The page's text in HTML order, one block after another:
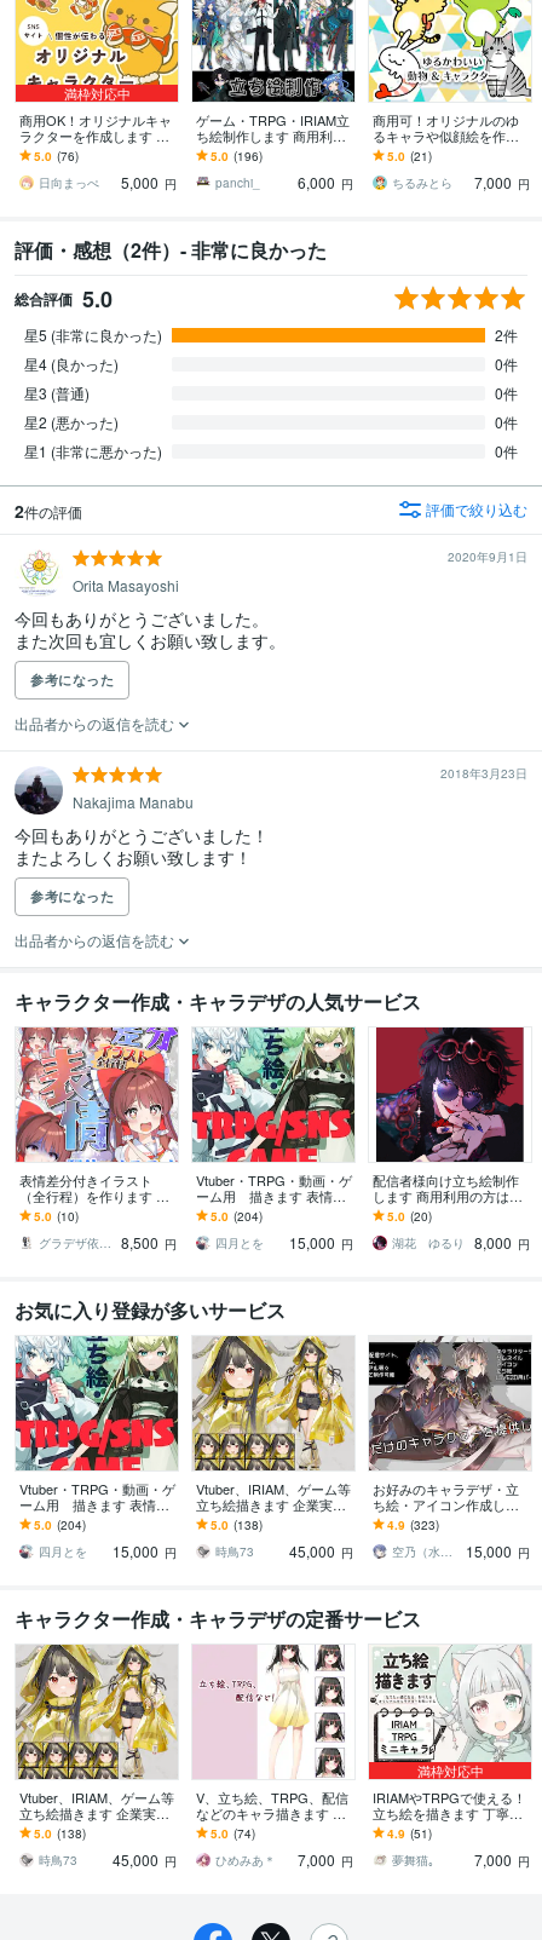
満枠対応中
商用OK！オリジナルキャ
ラクターを作成します コ
ンテスト受賞歴あり！親
しみやすいキャラクター
お任せ下さい
5.0 (76)
日向まっぺ
5,000 円
ゲーム・TRPG・IRIAM立
ち絵制作します 商用利用
無料！自由に使えるあな
ただけのキャラクター作
成！
5.0 (196)
panchi_
6,000 円
商用可！オリジナルのゆ
るキャラや似顔絵を作成
します ゆるい・かわい
い・脱力・シンプル！キ
ャラデザも大歓迎です！
5.0 (21)
ちるみとら
7,000 円
評価・感想（2件）- 非常に良かった
総合評価 5.0
星5 (非常に良かった)
2件
星4 (良かった)
0件
星3 (普通)
0件
星2 (悪かった)
0件
星1 (非常に悪かった)
0件
2件の評価 評価で絞り込む
2020年9月1日
Orita Masayoshi
今回もありがとうございました。
また次回も宜しくお願い致します。
参考になった
出品者からの返信を読む
2018年3月23日
Nakajima Manabu
今回もありがとうございました！
またよろしくお願い致します！
参考になった
出品者からの返信を読む
キャラクター作成・キャラデザの人気サービス
表情差分付きイラスト
（全行程）を作ります 配
信にオススメ！演出に合
わせたイラストを全行程
お作りします！
5.0 (10)
グラデザ依頼 ※活動名（グラデザねっこ）
8,500 円
Vtuber・TRPG・動画・ゲ
ーム用 描きます 表情差
分2枚無料付き（腰上～全
身制作の場合）
5.0 (204)
四月とを
15,000 円
配信者様向け立ち絵制作
します 商用利用の方はこ
ちらをご覧ください
5.0 (20)
湖花 ゆるり
8,000 円
お気に入り登録が多いサービス
Vtuber・TRPG・動画・ゲ
ーム用 描きます 表情差
分2枚無料付き（腰上～全
身制作の場合）
5.0 (204)
四月とを
15,000 円
Vtuber、IRIAM、ゲーム等
立ち絵描きます 企業実績
多数！ハイクオリティな
イラストをお届けしま
す！
5.0 (138)
時鳥73
45,000 円
お好みのキャラデザ・立
ち絵・アイコン作成しま
す あなただけのキャラク
ターイラストを提供しま
す!
4.9 (323)
空乃（水飴）
15,000 円
キャラクター作成・キャラデザの定番サービス
Vtuber、IRIAM、ゲーム等
立ち絵描きます 企業実績
多数！ハイクオリティな
イラストをお届けしま
す！
5.0 (138)
時鳥73
45,000 円
V、立ち絵、TRPG、配信
などのキャラ描きます 立
ち絵描きます！ 表情差
分、パーツ分けなど対応
可！
5.0 (74)
ひめみあ＊
7,000 円
満枠対応中
IRIAMやTRPGで使える！
立ち絵を描きます 丁寧な
ヒアリングで納得のいく
作品を。
4.9 (51)
夢舞猫｡
7,000 円